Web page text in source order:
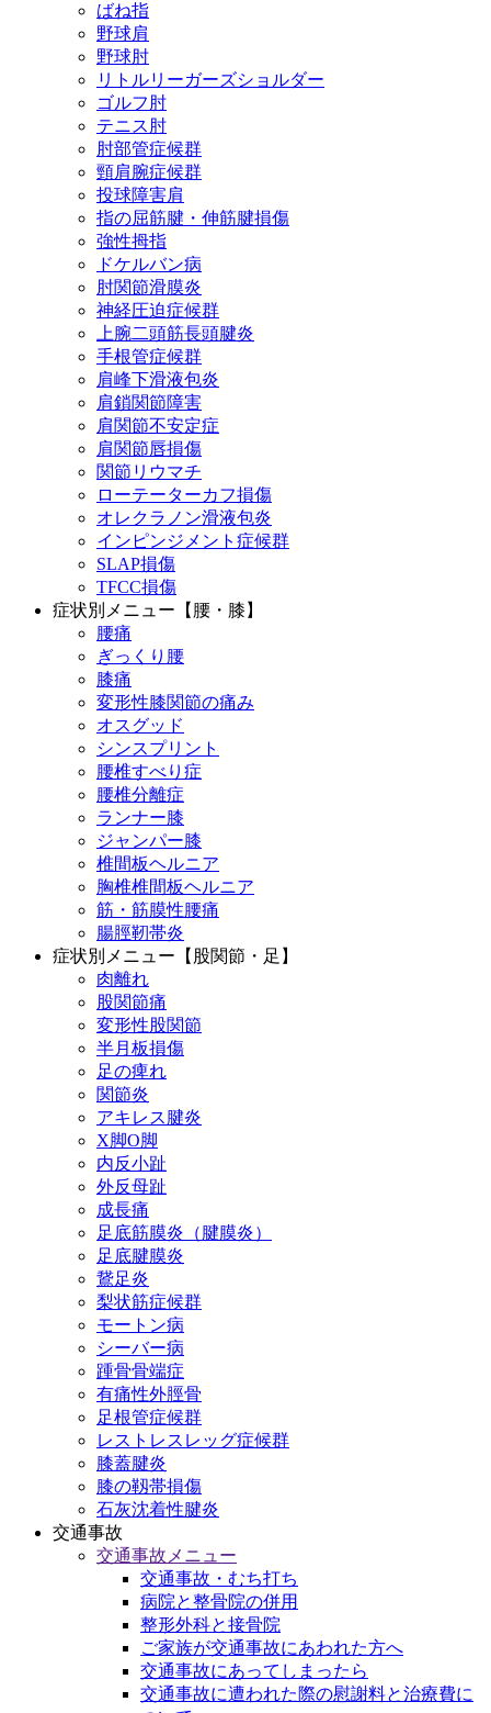
ばね指
野球肩
野球肘
リトルリーガーズショルダー
ゴルフ肘
テニス肘
肘部管症候群
頸肩腕症候群
投球障害肩
指の屈筋腱・伸筋腱損傷
強性拇指
ドケルバン病
肘関節滑膜炎
神経圧迫症候群
上腕二頭筋長頭腱炎
手根管症候群
肩峰下滑液包炎
肩鎖関節障害
肩関節不安定症
肩関節唇損傷
関節リウマチ
ローテーターカフ損傷
オレクラノン滑液包炎
インピンジメント症候群
SLAP損傷
TFCC損傷
症状別メニュー【腰・膝】
腰痛
ぎっくり腰
膝痛
変形性膝関節の痛み
オスグッド
シンスプリント
腰椎すべり症
腰椎分離症
ランナー膝
ジャンパー膝
椎間板ヘルニア
胸椎椎間板ヘルニア
筋・筋膜性腰痛
腸脛靭帯炎
症状別メニュー【股関節・足】
肉離れ
股関節痛
変形性股関節
半月板損傷
足の痺れ
関節炎
アキレス腱炎
X脚O脚
内反小趾
外反母趾
成長痛
足底筋膜炎（腱膜炎）
足底腱膜炎
鵞足炎
梨状筋症候群
モートン病
シーバー病
踵骨骨端症
有痛性外脛骨
足根管症候群
レストレスレッグ症候群
膝蓋腱炎
膝の靱帯損傷
石灰沈着性腱炎
交通事故
交通事故メニュー
交通事故・むち打ち
病院と整骨院の併用
整形外科と接骨院
ご家族が交通事故にあわれた方へ
交通事故にあってしまったら
交通事故に遭われた際の慰謝料と治療費に